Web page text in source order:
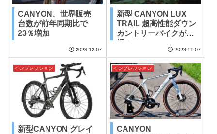
CANYON、世界販売
台数が前年同期比で
23％増加
2023.12.07
新型 CANYON LUX
TRAIL 超高性能ダウン
カントリーバイクが登
場！
2023.11.07
インプレッション
新型CANYON グレイ
インプレッション
CANYON